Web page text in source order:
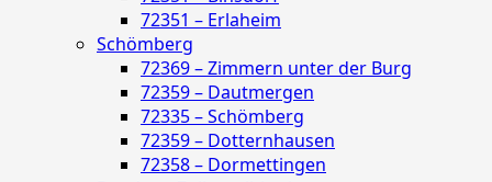
72351 – Erlaheim
Schömberg
72369 – Zimmern unter der Burg
72359 – Dautmergen
72335 – Schömberg
72359 – Dotternhausen
72358 – Dormettingen